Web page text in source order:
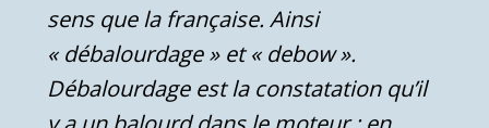
sens que la française. Ainsi
« débalourdage » et « debow ».
Débalourdage est la constatation qu’il